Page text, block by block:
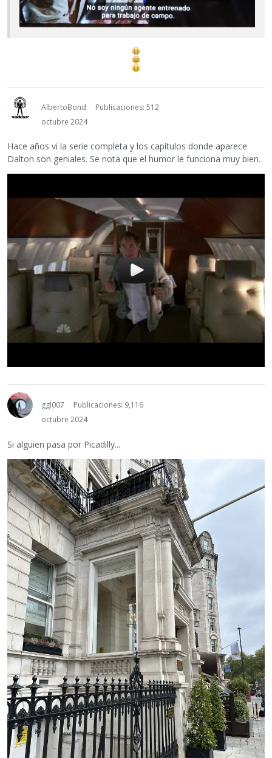
AlbertoBond
Publicaciones: 512
octubre 2024
Hace años vi la serie completa y los capítulos donde aparece
Dalton son geniales. Se nota que el humor le funciona muy bien.
ggl007
Publicaciones: 9,116
octubre 2024
Si alguien pasa por Picadilly...